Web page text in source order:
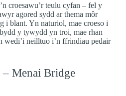
croesawu’r teulu cyfan – fel y
agored sydd ar thema môr
i blant. Yn naturiol, mae croeso i
y tywydd yn troi, mae rhan
wedi’i neilltuo i’n ffrindiau pedair
– Menai Bridge